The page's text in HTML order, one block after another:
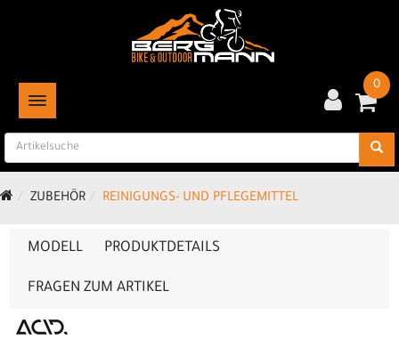
TOGGLE NAVIGATION
0
ZUBEHÖR REINIGUNGS- UND PFLEGEMITTEL
MODELL PRODUKTDETAILS
FRAGEN ZUM ARTIKEL